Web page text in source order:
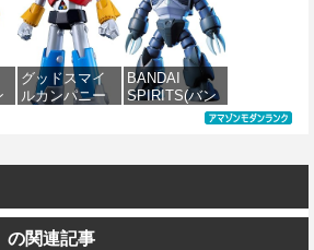
：¥3,600 価格：¥2,200
アルトリ
ャスタ
け済み
デル
1/144 ザクII
(ガルマ専用機)
(機動戦士ガン
ダム)
価格：¥2,500
戦士ガンダム
MSM-03 ゴッ
グ 1/144スケー
ル 色分け済み
プラモデル
価格：¥2,300
グッドスマイ
ルカンパニー
イアポロン 組
ケール 全高約
175mm
BANDAI
SPIRITS(バン
ダイ スピリッ
MSM-07 ズゴ
みプラモデル
の関連記事